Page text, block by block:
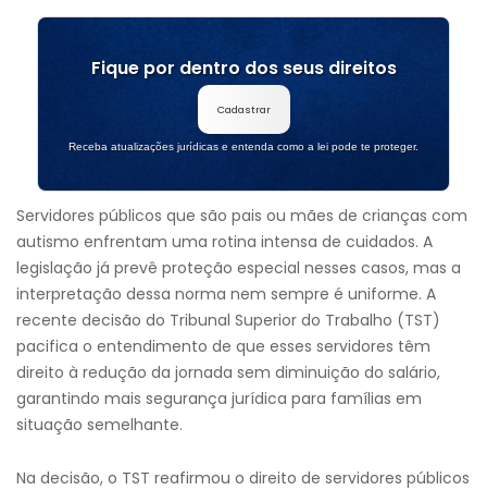
Fique por dentro dos seus direitos
Cadastrar
Receba atualizações jurídicas e entenda como a lei pode te proteger.
Servidores públicos que são pais ou mães de crianças com
autismo enfrentam uma rotina intensa de cuidados. A
legislação já prevê proteção especial nesses casos, mas a
interpretação dessa norma nem sempre é uniforme. A
recente decisão do Tribunal Superior do Trabalho (TST)
pacifica o entendimento de que esses servidores têm
direito à redução da jornada sem diminuição do salário,
garantindo mais segurança jurídica para famílias em
situação semelhante.
Na decisão, o TST reafirmou o direito de servidores públicos